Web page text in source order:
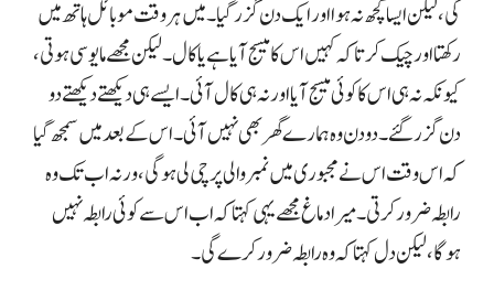
گی، لیکن ایسا کچھ نہ ہوا اور ایک دن گزر گیا۔ میں ہر وقت موبائل ہاتھ میں
رکھتا اور چیک کرتا کہ کہیں اس کا میسج آیا ہے یا کال۔ لیکن مجھے مایوسی ہوتی،
کیونکہ نہ ہی اس کا کوئی میسج آیا اور نہ ہی کال آئی۔ ایسے ہی دیکھتے دیکھتے دو
دن گزر گئے۔ دو دن وہ ہمارے گھر بھی نہیں آئی۔ اس کے بعد میں سمجھ گیا
کہ اس وقت اس نے مجبوری میں نمبر والی پرچی لی ہوگی، ورنہ اب تک وہ
رابطہ ضرور کرتی۔ میرا دماغ مجھے یہی کہتا کہ اب اس سے کوئی رابطہ نہیں
ہوگا، لیکن دل کہتا کہ وہ رابطہ ضرور کرے گی۔